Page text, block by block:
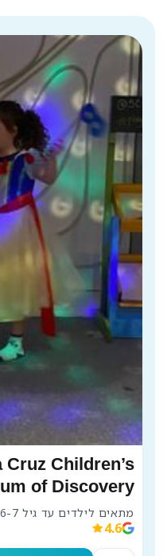
Cruz Children’s
of Discovery
מתאים לילדים עד גיל 6-7
4.6